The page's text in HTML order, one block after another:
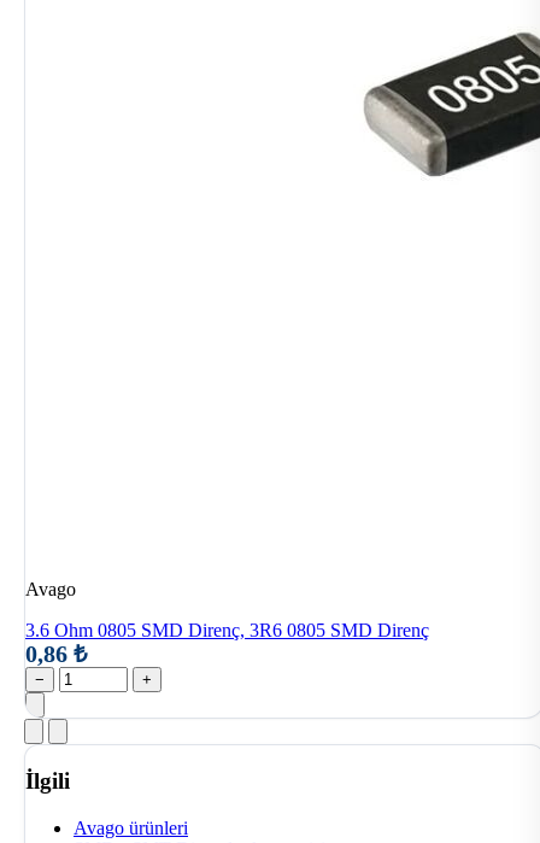
Avago
3.6 Ohm 0805 SMD Direnç, 3R6 0805 SMD Direnç
0,86 ₺
− +
İlgili
Avago ürünleri